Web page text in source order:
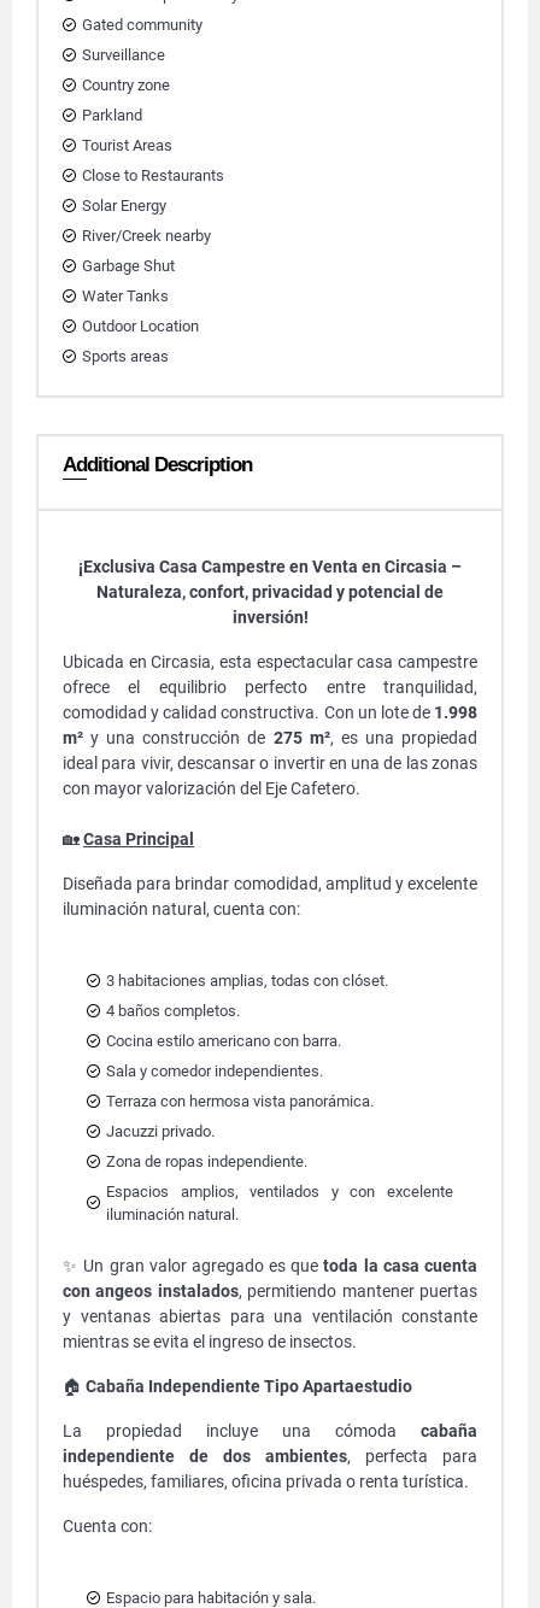
Gated community
Surveillance
Country zone
Parkland
Tourist Areas
Close to Restaurants
Solar Energy
River/Creek nearby
Garbage Shut
Water Tanks
Outdoor Location
Sports areas
Additional Description
¡Exclusiva Casa Campestre en Venta en Circasia –
Naturaleza, confort, privacidad y potencial de
inversión!
Ubicada en Circasia, esta espectacular casa campestre
ofrece el equilibrio perfecto entre tranquilidad,
comodidad y calidad constructiva. Con un lote de 1.998
m² y una construcción de 275 m², es una propiedad
ideal para vivir, descansar o invertir en una de las zonas
con mayor valorización del Eje Cafetero.
🏡Casa Principal
Diseñada para brindar comodidad, amplitud y excelente
iluminación natural, cuenta con:
3 habitaciones amplias, todas con clóset.
4 baños completos.
Cocina estilo americano con barra.
Sala y comedor independientes.
Terraza con hermosa vista panorámica.
Jacuzzi privado.
Zona de ropas independiente.
Espacios amplios, ventilados y con excelente
iluminación natural.
✨ Un gran valor agregado es quetoda la casa cuenta
con angeos instalados, permitiendo mantener puertas
y ventanas abiertas para una ventilación constante
mientras se evita el ingreso de insectos.
🏠 Cabaña Independiente Tipo Apartaestudio
La propiedad incluye una cómoda cabaña
independiente de dos ambientes, perfecta para
huéspedes, familiares, oficina privada o renta turística.
Cuenta con:
Espacio para habitación y sala.